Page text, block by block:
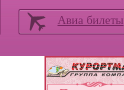
Авиа билеты